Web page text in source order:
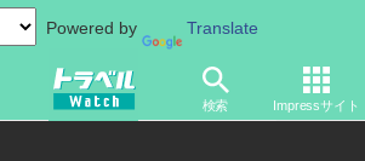
Powered by Translate
検索 Impressサイト
アイテム 旅行グッズ その他